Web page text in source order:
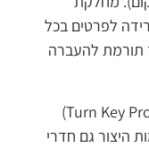
לפרטים בכל
תורמת להעברה
טימנט מספק שרות העברה מלא (Turn Key Project)
היצור גם חדרי